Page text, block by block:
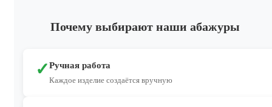
Почему выбирают наши абажуры
✓Ручная работа
Каждое изделие создаётся вручную